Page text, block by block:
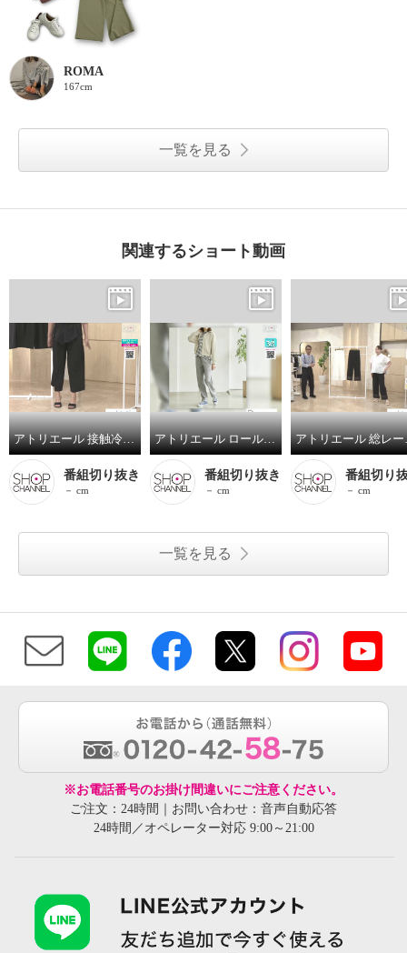
ROMA
167cm
一覧を見る
関連するショート動画
アトリエール 接触冷感・ＵＶカット ライトコットン タックワイドパンツ
番組切り抜き
－ cm
アトリエール ロールアップもオシャレな パウダリータッチ コットン混 テーパードパンツ
番組切り抜き
－ cm
アト
番組切り
－ cm
一覧を見る
※お電話番号のお掛け間違いにご注意ください。
ご注文：24時間｜お問い合わせ：音声自動応答
24時間／オペレーター対応 9:00～21:00